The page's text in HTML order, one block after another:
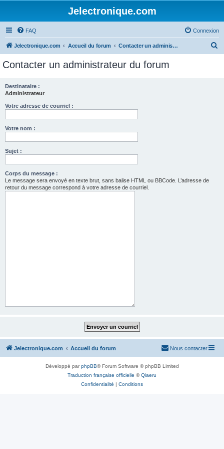
Jelectronique.com
FAQ Connexion
Jelectronique.com Accueil du forum Contacter un administrateur du forum
Contacter un administrateur du forum
Destinataire :
Administrateur
Votre adresse de courriel :
Votre nom :
Sujet :
Corps du message :
Le message sera envoyé en texte brut, sans balise HTML ou BBCode. L’adresse de
retour du message correspond à votre adresse de courriel.
Jelectronique.com Accueil du forum Nous contacter
Développé parphpBB® Forum Software © phpBB Limited
Traduction française officielle ©Qiaeru
Confidentialité | Conditions